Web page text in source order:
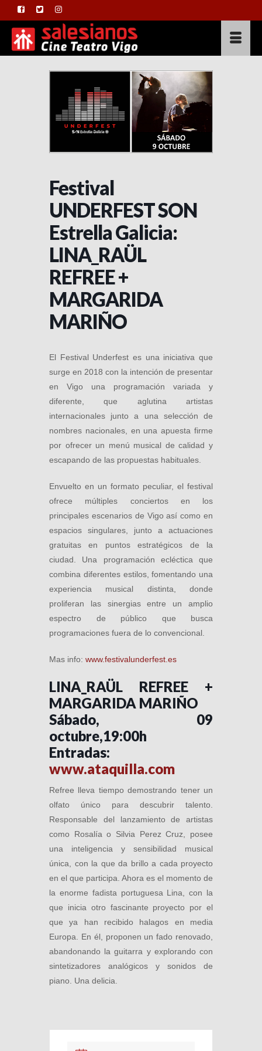
Festival
UNDERFEST SON
Estrella Galicia:
LINA_RAÜL
REFREE +
MARGARIDA
MARIÑO
El Festival Underfest es una iniciativa que
surge en 2018 con la intención de presentar
en Vigo una programación variada y
diferente, que aglutina artistas
internacionales junto a una selección de
nombres nacionales, en una apuesta firme
por ofrecer un menú musical de calidad y
escapando de las propuestas habituales.
Envuelto en un formato peculiar, el festival
ofrece múltiples conciertos en los
principales escenarios de Vigo así como en
espacios singulares, junto a actuaciones
gratuitas en puntos estratégicos de la
ciudad. Una programación ecléctica que
combina diferentes estilos, fomentando una
experiencia musical distinta, donde
proliferan las sinergias entre un amplio
espectro de público que busca
programaciones fuera de lo convencional.
Mas info: www.festivalunderfest.es
LINA_RAÜL REFREE +
MARGARIDA MARIÑO
Sábado, 09
octubre,19:00h
Entradas:
www.ataquilla.com
Refree lleva tiempo demostrando tener un
olfato único para descubrir talento.
Responsable del lanzamiento de artistas
como Rosalía o Silvia Perez Cruz, posee
una inteligencia y sensibilidad musical
única, con la que da brillo a cada proyecto
en el que participa. Ahora es el momento de
la enorme fadista portuguesa Lina, con la
que inicia otro fascinante proyecto por el
que ya han recibido halagos en media
Europa. En él, proponen un fado renovado,
abandonando la guitarra y explorando con
sintetizadores analógicos y sonidos de
piano. Una delicia.